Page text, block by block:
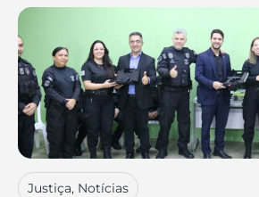
Justiça, Notícias